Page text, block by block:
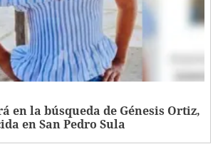
en la búsqueda de Génesis Ortiz,
en San Pedro Sula